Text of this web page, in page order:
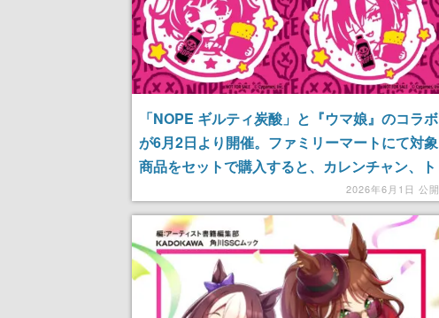
「NOPE ギルティ炭酸」と『ウマ娘』のコラボ
が6月2日より開催。ファミリーマートにて対象
商品をセットで購入すると、カレンチャン、ト
ランセンド、キセキ、ルーラーシップいずれか
のステッカーがもらえる
2026年6月1日 公開